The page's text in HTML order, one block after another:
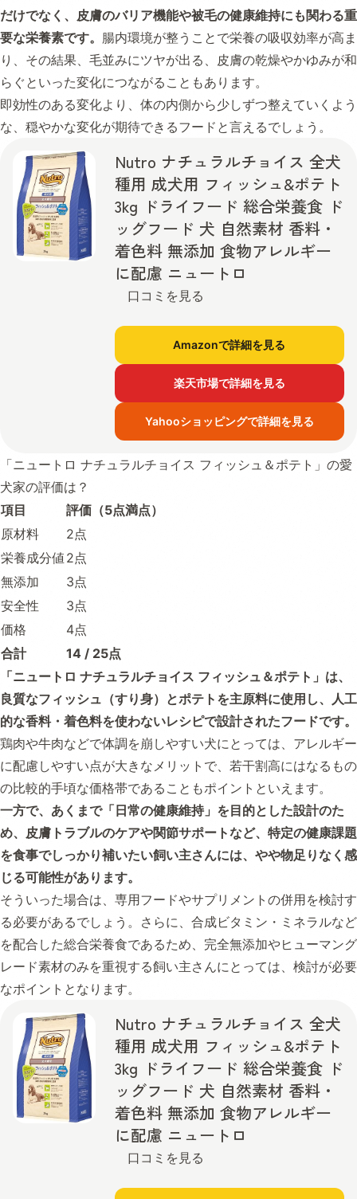
だけでなく、皮膚のバリア機能や被毛の健康維持にも関わる重
要な栄養素です。 腸内環境が整うことで栄養の吸収効率が高ま
り、その結果、毛並みにツヤが出る、皮膚の乾燥やかゆみが和
らぐといった変化につながることもあります。
即効性のある変化より、体の内側から少しずつ整えていくよう
な、穏やかな変化が期待できるフードと言えるでしょう。
Nutro ナチュラルチョイス 全犬
種用 成犬用 フィッシュ&ポテト
3kg ドライフード 総合栄養食 ド
ッグフード 犬 自然素材 香料・
着色料 無添加 食物アレルギー
に配慮 ニュートロ
口コミを見る
Amazonで詳細を見る
楽天市場で詳細を見る
Yahooショッピングで詳細を見る
「ニュートロ ナチュラルチョイス フィッシュ＆ポテト」の愛
犬家の評価は？
項目
評価（5点満点）
原材料
2点
栄養成分値 2点
無添加
3点
安全性
3点
価格
4点
合計
14 / 25点
「ニュートロ ナチュラルチョイス フィッシュ＆ポテト」は、
良質なフィッシュ（すり身）とポテトを主原料に使用し、人工
的な香料・着色料を使わないレシピで設計されたフードです。
鶏肉や牛肉などで体調を崩しやすい犬にとっては、アレルギー
に配慮しやすい点が大きなメリットで、若干割高にはなるもの
の比較的手頃な価格帯であることもポイントといえます。
一方で、あくまで「日常の健康維持」を目的とした設計のた
め、皮膚トラブルのケアや関節サポートなど、特定の健康課題
を食事でしっかり補いたい飼い主さんには、やや物足りなく感
じる可能性があります。
そういった場合は、専用フードやサプリメントの併用を検討す
る必要があるでしょう。さらに、合成ビタミン・ミネラルなど
を配合した総合栄養食であるため、完全無添加やヒューマング
レード素材のみを重視する飼い主さんにとっては、検討が必要
なポイントとなります。
Nutro ナチュラルチョイス 全犬
種用 成犬用 フィッシュ&ポテト
3kg ドライフード 総合栄養食 ド
ッグフード 犬 自然素材 香料・
着色料 無添加 食物アレルギー
に配慮 ニュートロ
口コミを見る